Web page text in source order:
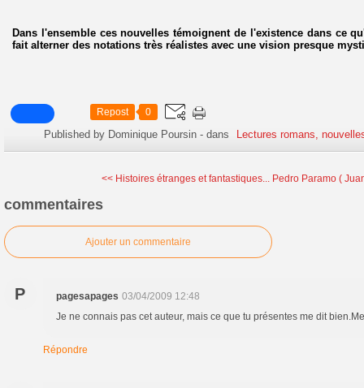
Dans l'ensemble ces nouvelles témoignent de l'existence dans ce
fait alterner des notations très réalistes avec une vision presque
Repost 0
Published by Dominique Poursin -dans Lectures romans,
<< Histoires étranges et fantastiques... Pedro Paramo (
commentaires
Ajouter un commentaire
P pagesapages 03/04/2009 12:48
Je ne connais pas cet auteur, mais ce que tu présentes me dit
Répondre